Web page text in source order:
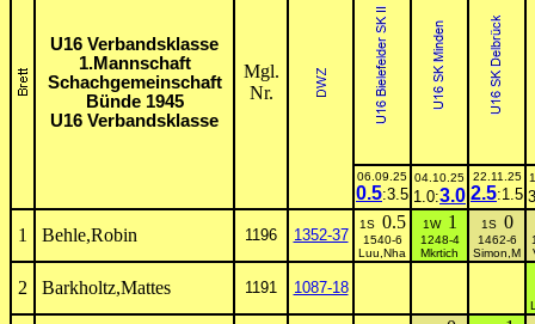
U16 Verbandsklasse
1.Mannschaft
Schachgemeinschaft
Bünde 1945
U16 Verbandsklasse
Mgl.
Nr.
06.09.25
0.5:3.5
04.10.25
1.0:3.0
22.11.25
2.5:1.5
1 Behle,Robin 1196 1352-37
1S 0.5
1540-6
Luu,Nha
1W 1
1248-4
Mkrtich
1S 0
1462-6
Simon,M
2 Barkholtz,Mattes 1191 1087-18